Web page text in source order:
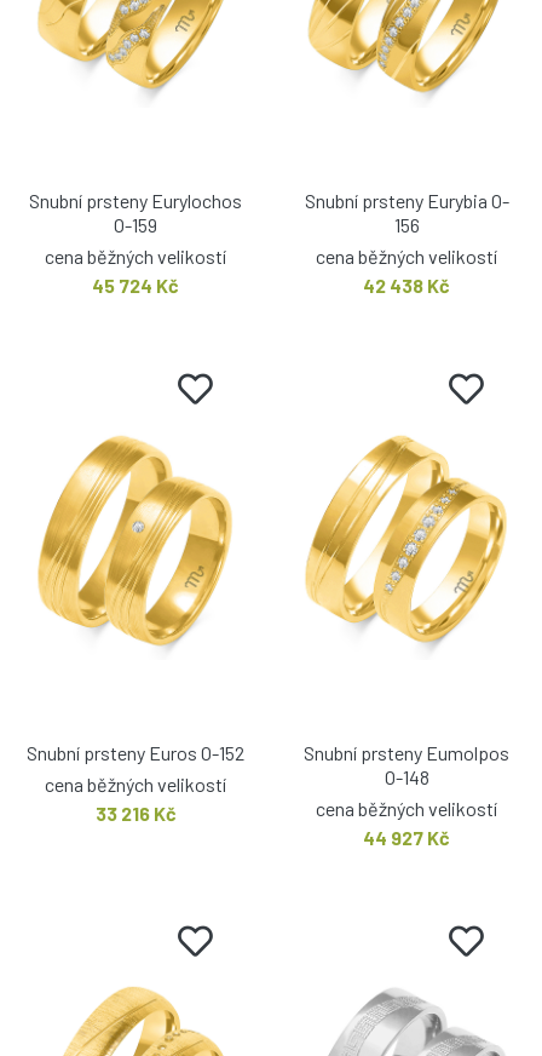
Snubní prsteny Eurylochos
O-159
cena běžných velikostí
45 724 Kč
Snubní prsteny Eurybia O-
156
cena běžných velikostí
42 438 Kč
Snubní prsteny Euros O-152
cena běžných velikostí
33 216 Kč
Snubní prsteny Eumolpos
O-148
cena běžných velikostí
44 927 Kč